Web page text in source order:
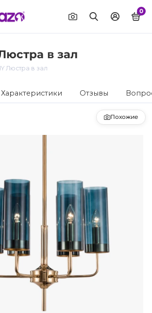
0
в зал
Люстра в зал
Характеристики Отзывы
Похожие